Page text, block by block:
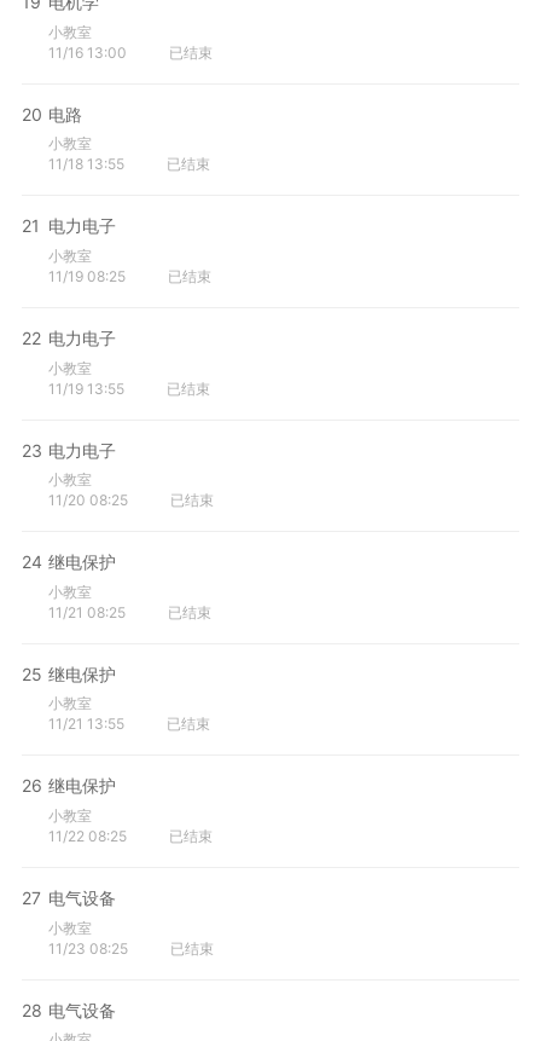
小教室
11/16 13:00
已结束
20 电路
小教室
11/18 13:55
已结束
21 电力电子
小教室
11/19 08:25
已结束
22 电力电子
小教室
11/19 13:55
已结束
23 电力电子
小教室
11/20 08:25
已结束
24 继电保护
小教室
11/21 08:25
已结束
25 继电保护
小教室
11/21 13:55
已结束
26 继电保护
小教室
11/22 08:25
已结束
27 电气设备
小教室
11/23 08:25
已结束
28 电气设备